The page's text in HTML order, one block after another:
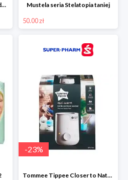
Biodegradowalne pieluszki jednorazowe -19% Mustela seria Stelatopia taniej
50.00 zł
-23%
Tommee Tippee Closer to Nature - elektryczny podgrzewacz butelek i pokarmu